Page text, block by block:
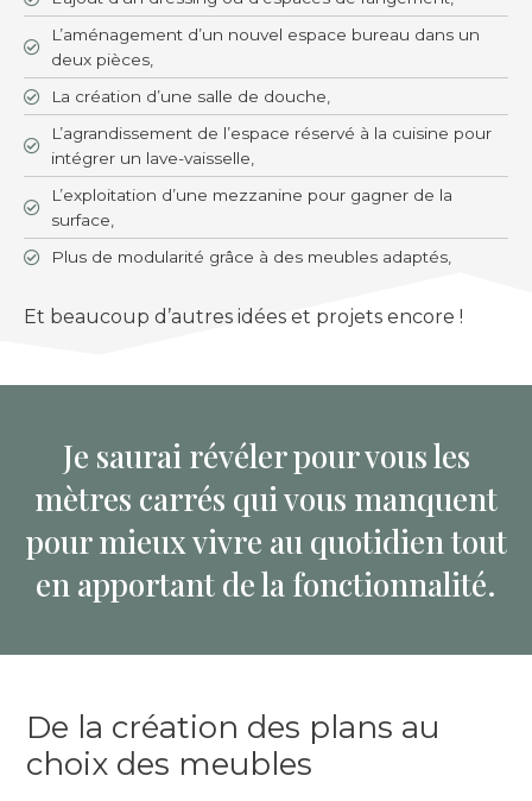
L’aménagement d’un nouvel espace bureau dans un
deux pièces,
La création d’une salle de douche,
L’agrandissement de l’espace réservé à la cuisine pour
intégrer un lave-vaisselle,
L’exploitation d’une mezzanine pour gagner de la
surface,
Plus de modularité grâce à des meubles adaptés,
Et beaucoup d’autres idées et projets encore !
Je saurai révéler pour vous les
mètres carrés qui vous manquent
pour mieux vivre au quotidien tout
en apportant de la fonctionnalité.
De la création des plans au
choix des meubles